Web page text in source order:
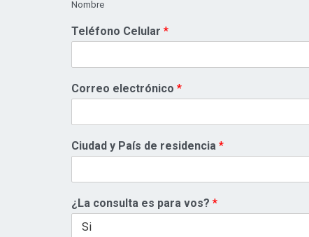
Nombre
Teléfono Celular *
Correo electrónico *
Ciudad y País de residencia *
¿La consulta es para vos? *